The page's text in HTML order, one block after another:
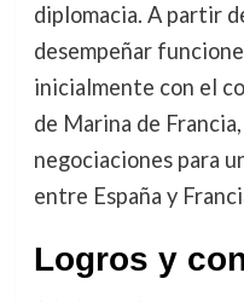
diplomacia. A partir
desempeñar
inicialmente con el
de Marina de
negociaciones para
entre España y
Logros y